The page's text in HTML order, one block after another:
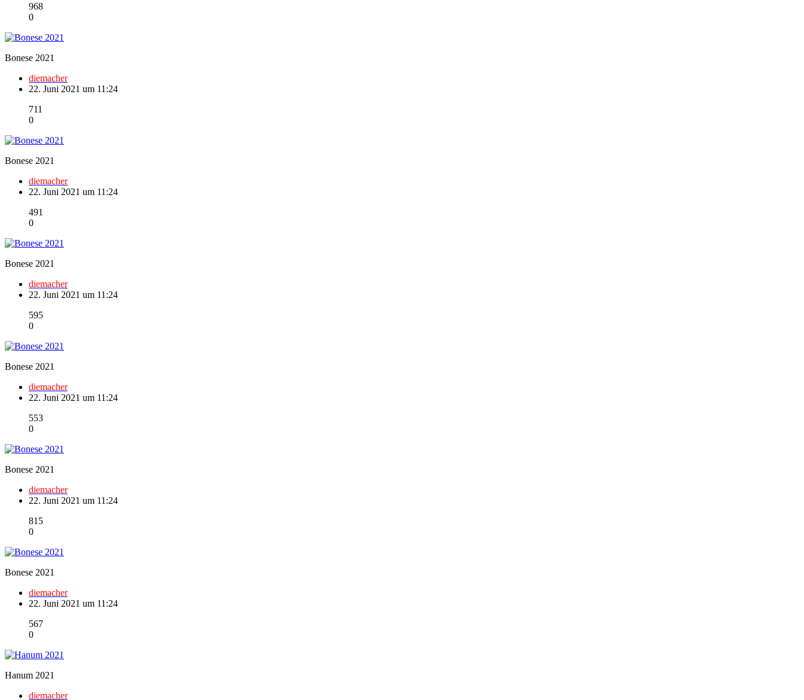
968
0
Bonese 2021
diemacher
22. Juni 2021 um 11:24
711
0
Bonese 2021
diemacher
22. Juni 2021 um 11:24
491
0
Bonese 2021
diemacher
22. Juni 2021 um 11:24
595
0
Bonese 2021
diemacher
22. Juni 2021 um 11:24
553
0
Bonese 2021
diemacher
22. Juni 2021 um 11:24
815
0
Bonese 2021
diemacher
22. Juni 2021 um 11:24
567
0
Hanum 2021
diemacher